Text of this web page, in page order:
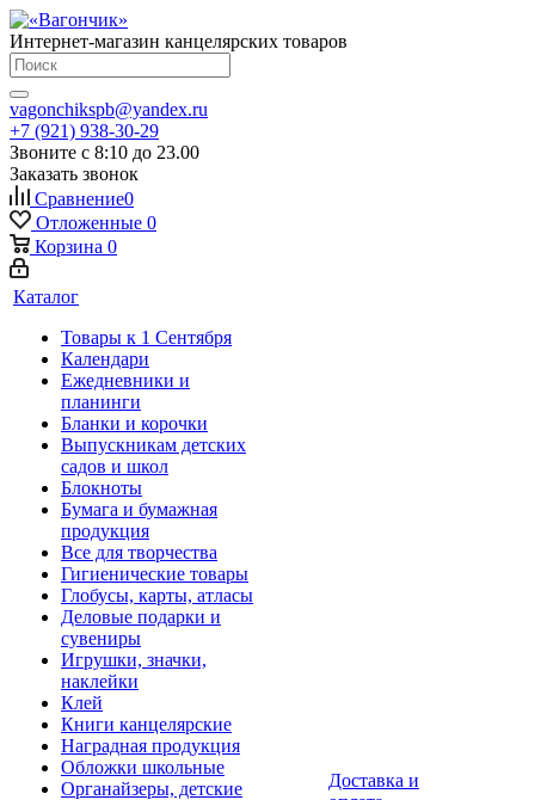
Интернет-магазин канцелярских товаров
vagonchikspb@yandex.ru
+7 (921) 938-30-29
Звоните с 8:10 до 23.00
Заказать звонок
Сравнение0
Отложенные 0
Корзина 0
Каталог
Товары к 1 Сентября
Календари
Ежедневники и
планинги
Бланки и корочки
Выпускникам детских
садов и школ
Блокноты
Бумага и бумажная
продукция
Все для творчества
Гигиенические товары
Глобусы, карты, атласы
Деловые подарки и
сувениры
Игрушки, значки,
наклейки
Клей
Книги канцелярские
Наградная продукция
Обложки школьные
Органайзеры, детские
Доставка и